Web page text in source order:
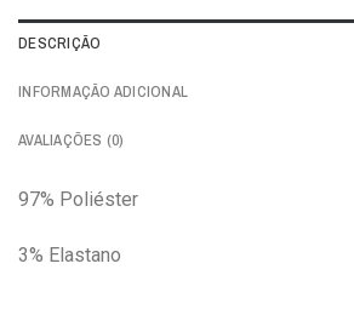
DESCRIÇÃO
INFORMAÇÃO ADICIONAL
AVALIAÇÕES (0)
97% Poliéster
3% Elastano